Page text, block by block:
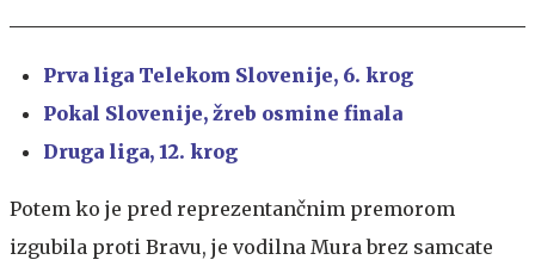
Prva liga Telekom Slovenije, 6. krog
Pokal Slovenije, žreb osmine finala
Druga liga, 12. krog
Potem ko je pred reprezentančnim premorom
izgubila proti Bravu, je vodilna Mura brez samcate